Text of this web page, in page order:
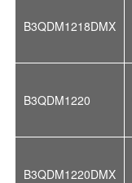
B3QDM1218DMX
B3QDM1220
B3QDM1220DMX